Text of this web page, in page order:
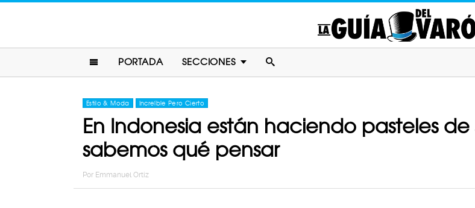
PORTADA SECCIONES
Estilo & Moda Increíble Pero Cierto
En Indonesia están haciendo pasteles
sabemos qué pensar
Por Emmanuel Ortiz